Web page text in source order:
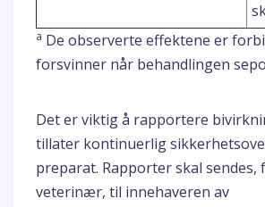
a De observerte effektene er
forsvinner når behandlingen
Det er viktig å rapportere
tillater kontinuerlig
preparat. Rapporter skal sendes,
veterinær, til innehaveren av